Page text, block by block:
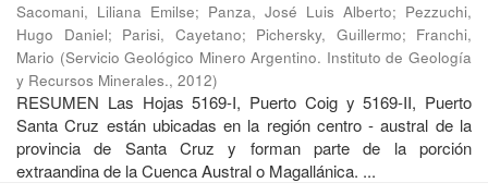
Sacomani, Liliana Emilse; Panza, José Luis Alberto; Pezzuchi,
Hugo Daniel; Parisi, Cayetano; Pichersky, Guillermo; Franchi,
Mario (Servicio Geológico Minero Argentino. Instituto de Geología
y Recursos Minerales., 2012)
RESUMEN Las Hojas 5169-I, Puerto Coig y 5169-II, Puerto
Santa Cruz están ubicadas en la región centro - austral de la
provincia de Santa Cruz y forman parte de la porción
extraandina de la Cuenca Austral o Magallánica. ...